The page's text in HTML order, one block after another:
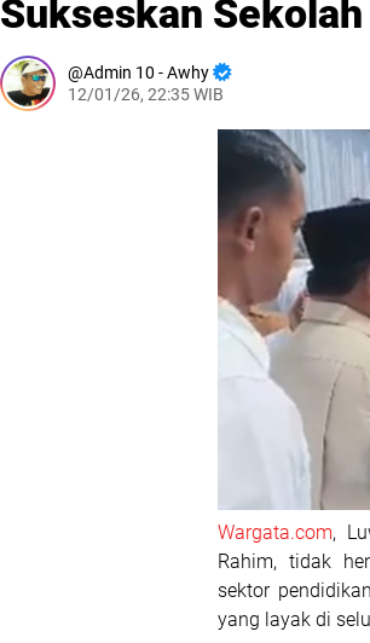
Sukseskan
Admin 10 - Awhy
12/01/26, 22:35 WIB
Wargata.com,
Rahim, tidak
sektor
yang layak di